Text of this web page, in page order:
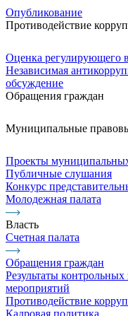
Опубликование
Противодействие
Оценка
Независимая
обсуждение
Обращения граждан
Муниципальные
Проекты
Публичные слушания
Конкурс
Молодежная палата
Власть
Счетная палата
Обращения граждан
Результаты
мероприятий
Противодействие
Кадровая политика